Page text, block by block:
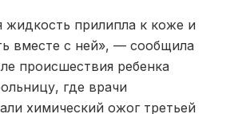
жидкость прилипла к коже и
вместе с ней», — сообщила
происшествия ребенка
где врачи
химический ожог третьей